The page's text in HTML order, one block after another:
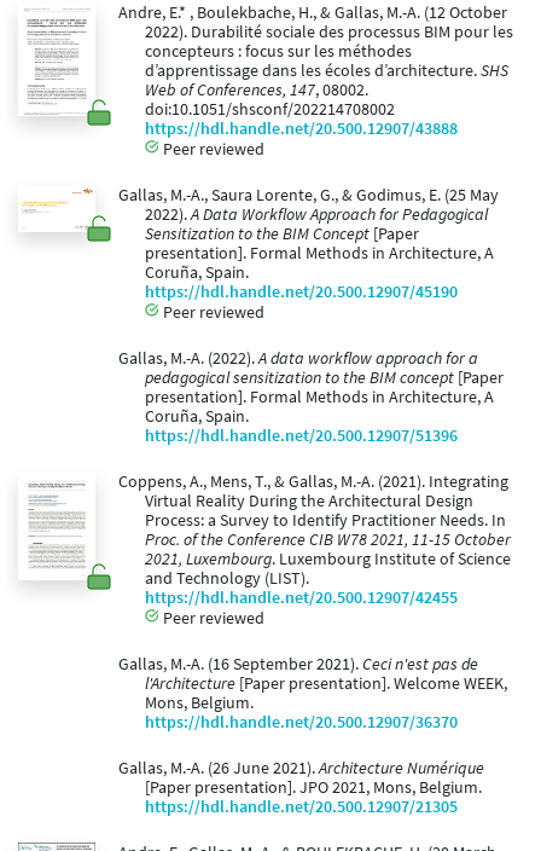
Andre, E.* , Boulekbache, H., & Gallas, M.-A. (12 October
2022). Durabilité sociale des processus BIM pour les
concepteurs : focus sur les méthodes
d’apprentissage dans les écoles d’architecture.SHS
Web of Conferences, 147, 08002.
doi:10.1051/shsconf/202214708002
https://hdl.handle.net/20.500.12907/43888
Peer reviewed
Gallas, M.-A., Saura Lorente, G., & Godimus, E. (25 May
2022).A Data Workflow Approach for Pedagogical
Sensitization to the BIM Concept [Paper
presentation]. Formal Methods in Architecture, A
Coruña, Spain.
https://hdl.handle.net/20.500.12907/45190
Peer reviewed
Gallas, M.-A. (2022).A data workflow approach for a
pedagogical sensitization to the BIM concept [Paper
presentation]. Formal Methods in Architecture, A
Coruña, Spain.
https://hdl.handle.net/20.500.12907/51396
Coppens, A., Mens, T., & Gallas, M.-A. (2021). Integrating
Virtual Reality During the Architectural Design
Process: a Survey to Identify Practitioner Needs. In
Proc. of the Conference CIB W78 2021, 11-15 October
2021, Luxembourg. Luxembourg Institute of Science
and Technology (LIST).
https://hdl.handle.net/20.500.12907/42455
Peer reviewed
Gallas, M.-A. (16 September 2021).Ceci n'est pas de
l'Architecture [Paper presentation]. Welcome WEEK,
Mons, Belgium.
https://hdl.handle.net/20.500.12907/36370
Gallas, M.-A. (26 June 2021).Architecture Numérique
[Paper presentation]. JPO 2021, Mons, Belgium.
https://hdl.handle.net/20.500.12907/21305